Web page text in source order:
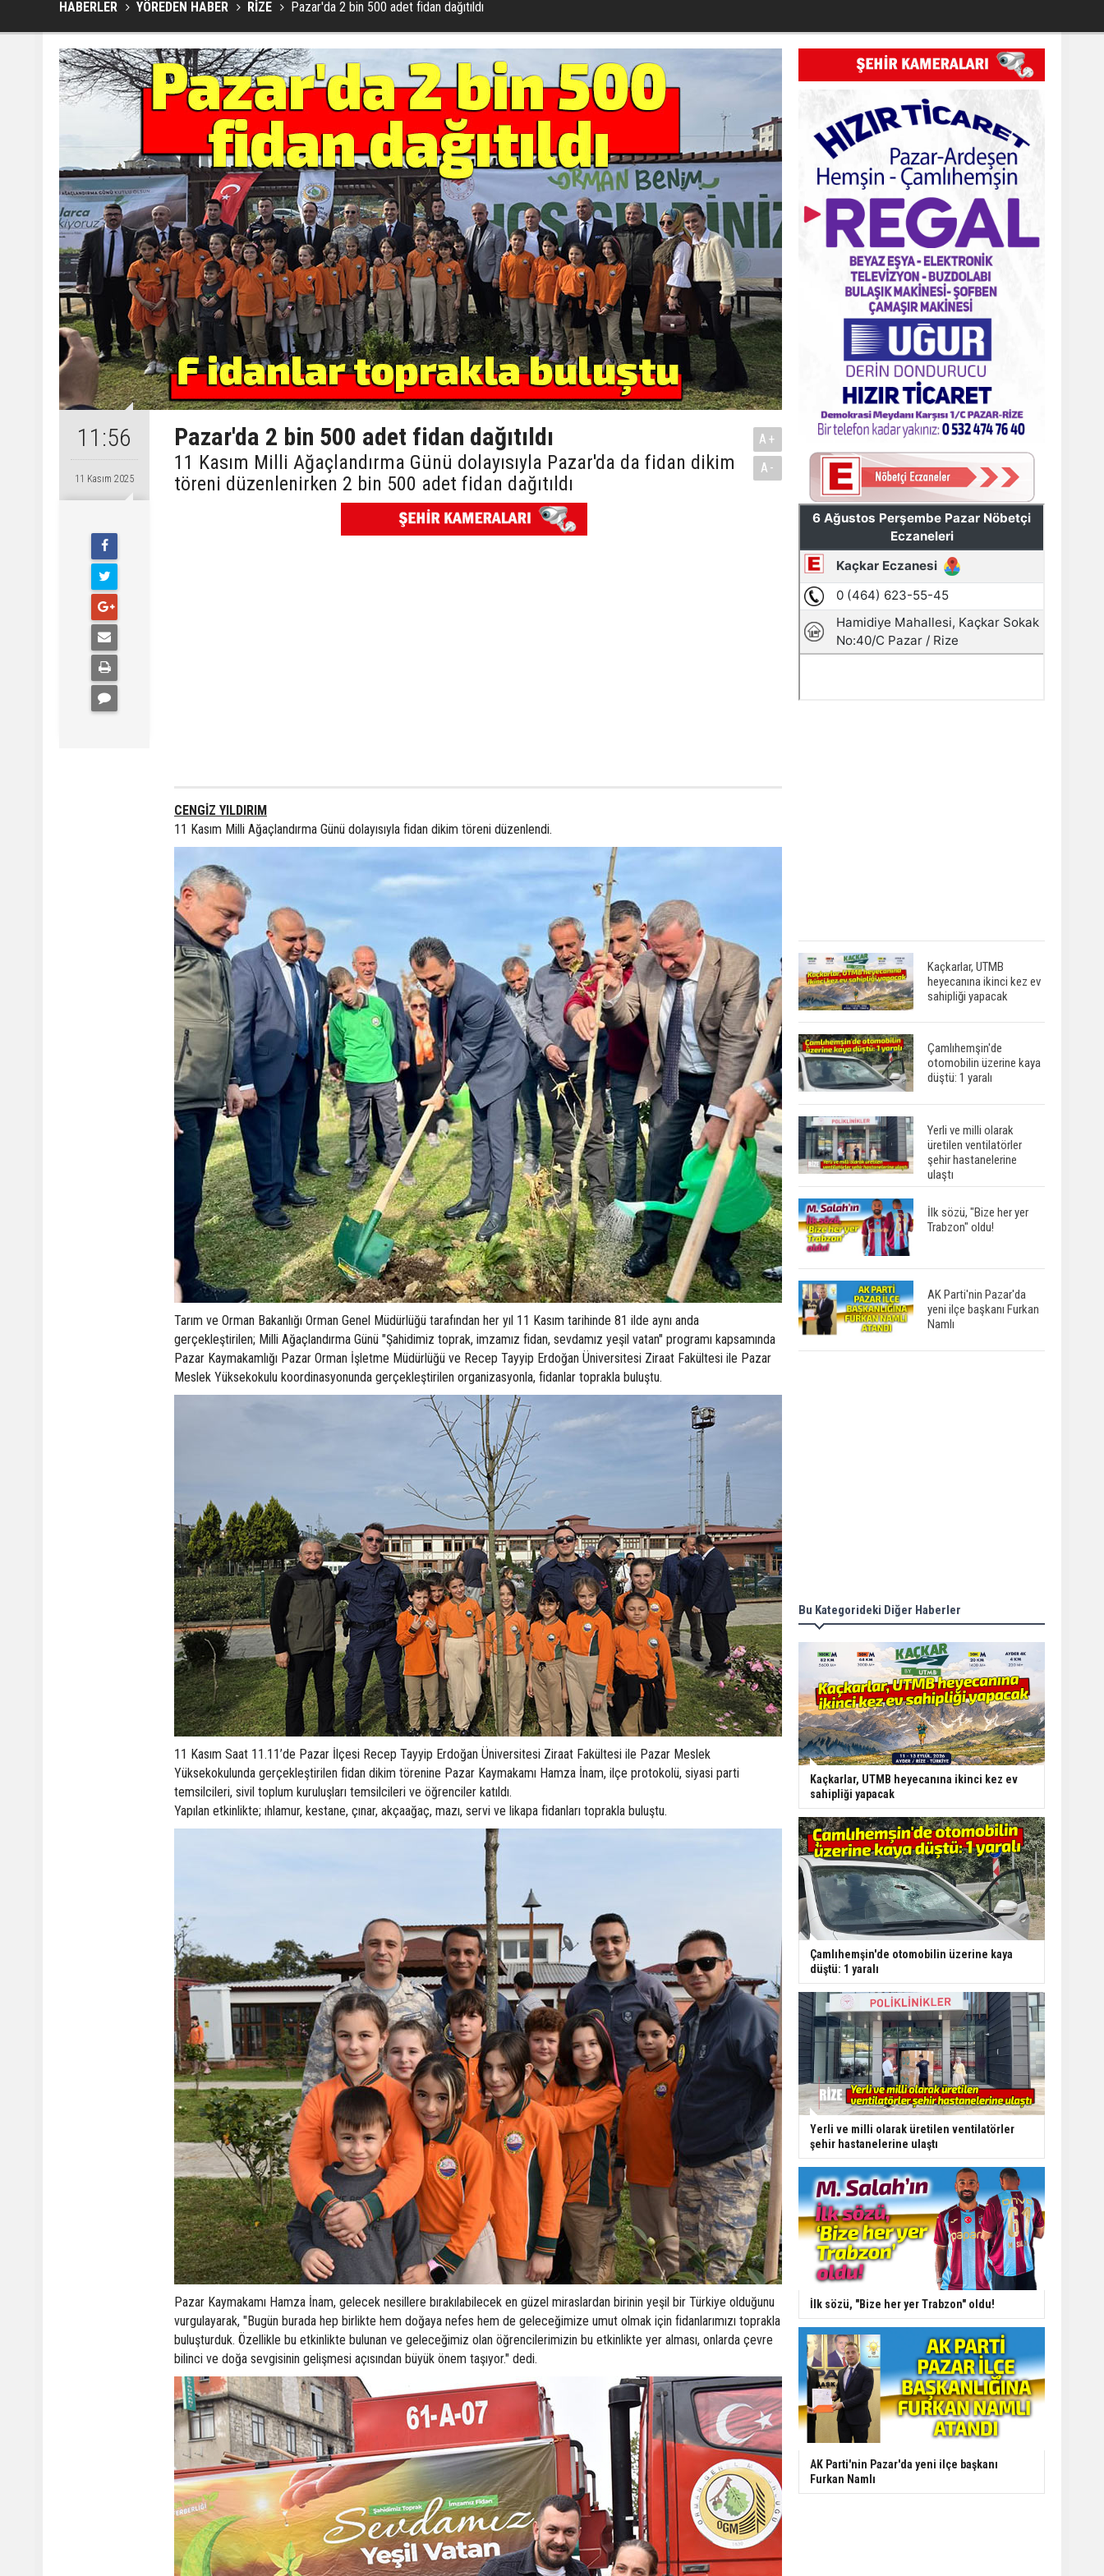
HABERLER YÖREDEN HABER RİZE Pazar'da 2 bin 500 adet fidan dağıtıldı
11:56
11 Kasım 2025
Pazar'da 2 bin 500 adet fidan dağıtıldı
11 Kasım Milli Ağaçlandırma Günü dolayısıyla Pazar'da da fidan dikim
töreni düzenlenirken 2 bin 500 adet fidan dağıtıldı
A+
A-
CENGİZ YILDIRIM
11 Kasım Milli Ağaçlandırma Günü dolayısıyla fidan dikim töreni düzenlendi.
Tarım ve Orman Bakanlığı Orman Genel Müdürlüğü tarafından her yıl 11 Kasım tarihinde 81 ilde aynı anda
gerçekleştirilen; Milli Ağaçlandırma Günü "Şahidimiz toprak, imzamız fidan, sevdamız yeşil vatan" programı kapsamında
Pazar Kaymakamlığı Pazar Orman İşletme Müdürlüğü ve Recep Tayyip Erdoğan Üniversitesi Ziraat Fakültesi ile Pazar
Meslek Yüksekokulu koordinasyonunda gerçekleştirilen organizasyonla, fidanlar toprakla buluştu.
11 Kasım Saat 11.11’de Pazar İlçesi Recep Tayyip Erdoğan Üniversitesi Ziraat Fakültesi ile Pazar Meslek
Yüksekokulunda gerçekleştirilen fidan dikim törenine Pazar Kaymakamı Hamza İnam, ilçe protokolü, siyasi parti
temsilcileri, sivil toplum kuruluşları temsilcileri ve öğrenciler katıldı.
Yapılan etkinlikte; ıhlamur, kestane, çınar, akçaağaç, mazı, servi ve likapa fidanları toprakla buluştu.
Pazar Kaymakamı Hamza İnam, gelecek nesillere bırakılabilecek en güzel miraslardan birinin yeşil bir Türkiye olduğunu
vurgulayarak, "Bugün burada hep birlikte hem doğaya nefes hem de geleceğimize umut olmak için fidanlarımızı toprakla
buluşturduk. Özellikle bu etkinlikte bulunan ve geleceğimiz olan öğrencilerimizin bu etkinlikte yer alması, onlarda çevre
bilinci ve doğa sevgisinin gelişmesi açısından büyük önem taşıyor." dedi.
Kaçkarlar, UTMB
heyecanına ikinci kez ev
sahipliği yapacak
Çamlıhemşin'de
otomobilin üzerine kaya
düştü: 1 yaralı
Yerli ve milli olarak
üretilen ventilatörler
şehir hastanelerine
ulaştı
İlk sözü, "Bize her yer
Trabzon" oldu!
AK Parti'nin Pazar'da
yeni ilçe başkanı Furkan
Namlı
Bu Kategorideki Diğer Haberler
Kaçkarlar, UTMB heyecanına ikinci kez ev
sahipliği yapacak
Çamlıhemşin'de otomobilin üzerine kaya
düştü: 1 yaralı
Yerli ve milli olarak üretilen ventilatörler
şehir hastanelerine ulaştı
İlk sözü, "Bize her yer Trabzon" oldu!
AK Parti'nin Pazar'da yeni ilçe başkanı
Furkan Namlı